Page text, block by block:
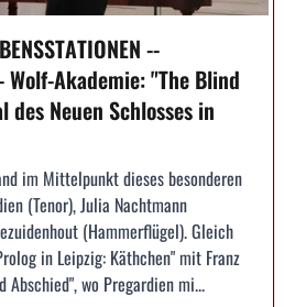
--
Akademie: "The Blind
des Neuen Schlosses in
im Mittelpunkt dieses besonderen
(Tenor), Julia Nachtmann
(Hammerflügel). Gleich
in Leipzig: Käthchen" mit Franz
wo Pregardien mi...